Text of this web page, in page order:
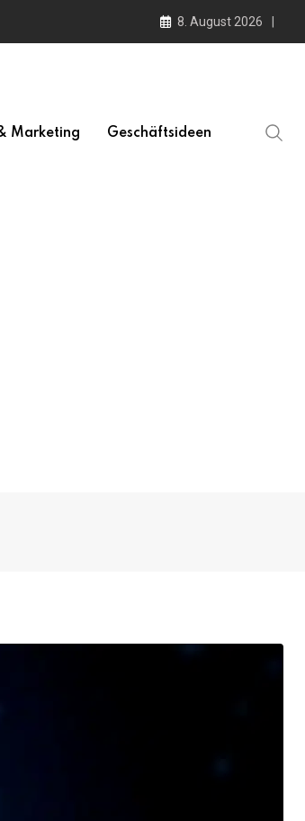
8. August 2026
Marketing Geschäftsideen